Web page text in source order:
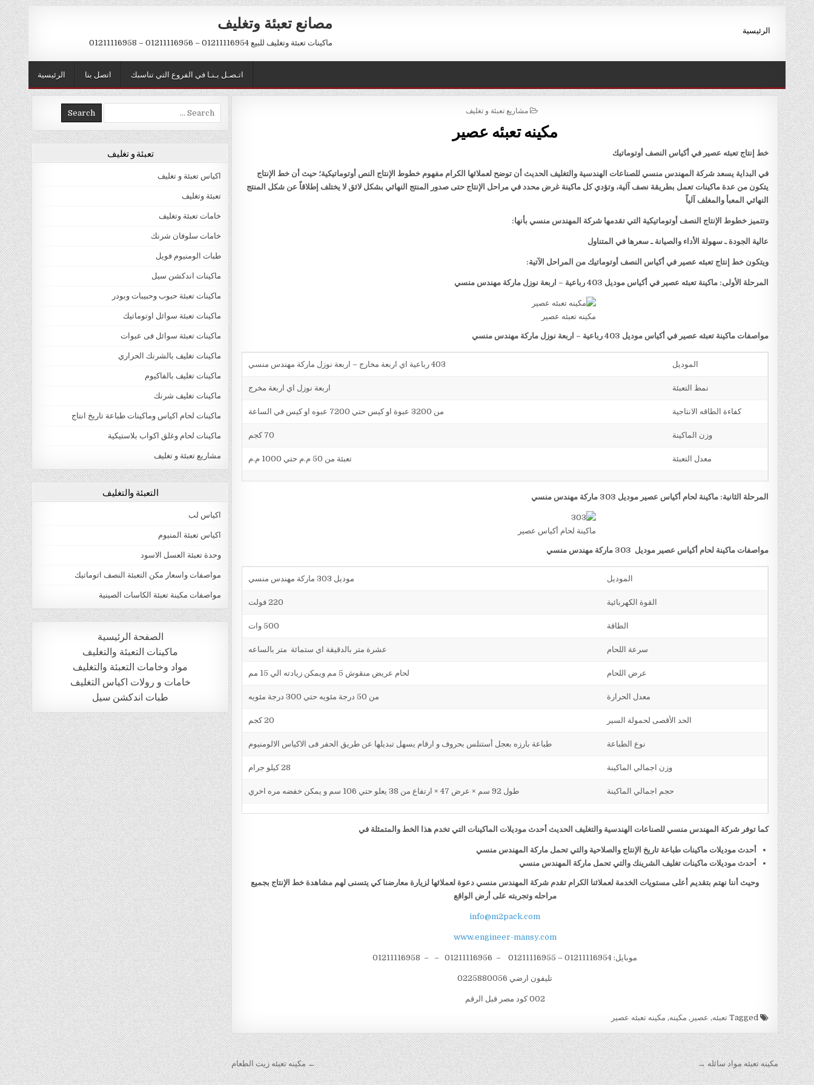
Skip
to
content
مصانع تعبئة وتغليف
ماكينات تعبئة وتغليف للبيع 01211116954 – 01211116956 – 01211116958
الرئيسية
الرئيسية اتصل بنا اتـصـل بـنـا في الفروع التي تناسبك
POSTED
مشاريع تعبئة و تغليف
مكينه تعبئه عصير
خط إنتاج تعبئه عصير في أكياس النصف أوتوماتيك
في البداية يسعد شركة المهندس منسي للصناعات الهندسية والتغليف الحديث أن توضح لعملائها الكرام مفهوم خطوط الإنتاج النص أوتوماتيكية؛ حيث أن خط الإنتاج
يتكون من عدة ماكينات تعمل بطريقة نصف آلية، وتؤدي كل ماكينة غرض محدد في مراحل الإنتاج حتى صدور المنتج النهائي بشكل لائق لا يختلف إطلاقاً عن شكل المنتج
النهائي المعبأ والمغلف آلياً
وتتميز خطوط الإنتاج النصف أوتوماتيكية التي تقدمها شركة المهندس منسي بأنها:
عالية الجودة ـ سهولة الأداء والصيانة ـ سعرها في المتناول
ويتكون خط إنتاج تعبئه عصير في أكياس النصف أوتوماتيك من المراحل الآتية:
المرحلة الأولى: ماكينة تعبئه عصير في أكياس موديل 403 رباعية – اربعة نوزل ماركة مهندس منسي
مكينه تعبئه عصير
مواصفات ماكينة تعبئه عصير في أكياس موديل 403 رباعية – اربعة نوزل ماركة مهندس منسي
الموديل 403 رباعية اي اربعة مخارج – اربعة نوزل ماركة مهندس منسي
نمط التعبئة اربعة نوزل اي اربعة مخرج
كفاءة الطاقه الانتاجية من 3200 عبوة او كيس حتي 7200 عبوه او كيس في الساعة
وزن الماكينة 70 كجم
معدل التعبئة تعبئة من 50 م.م حتي 1000 م.م
المرحلة الثانية: ماكينة لحام أكياس عصير موديل 303 ماركة مهندس منسي
ماكينة لحام أكياس عصير
مواصفات ماكينة لحام أكياس عصير موديل 303 ماركة مهندس منسي
الموديل موديل 303 ماركة مهندس منسي
القوة الكهربائية 220 فولت
الطاقة 500 وات
سرعة اللحام عشرة متر بالدقيقة اي ستمائة متر بالساعه
عرض اللحام لحام عريض منقوش 5 مم ويمكن زيادته الي 15 مم
معدل الحرارة من 50 درجة مئويه حتي 300 درجة مئويه
الحد الأقصى لحمولة السير 20 كجم
نوع الطباعة طباعة بارزه بعجل أستنلس بحروف و ارقام يسهل تبديلها عن طريق الحفر فى الاكياس الالومنيوم
وزن اجمالي الماكينة 28 كيلو جرام
حجم اجمالي الماكينة طول 92 سم × عرض 47 × ارتفاع من 38 يعلو حتي 106 سم و يمكن خفضه مره اخري
كما توفر شركة المهندس منسي للصناعات الهندسية والتغليف الحديث أحدث موديلات الماكينات التي تخدم هذا الخط والمتمثلة في
أحدث موديلات ماكينات طباعة تاريخ الإنتاج والصلاحية والتي تحمل ماركة المهندس منسي
أحدث موديلات ماكينات تغليف الشرينك والتي تحمل ماركة المهندس منسي
وحيث أننا نهتم بتقديم أعلى مستويات الخدمة لعملائنا الكرام تقدم شركة المهندس منسي دعوة لعملائها لزيارة معارضنا كي يتسنى لهم مشاهدة خط الإنتاج بجميع
مراحله وتجربته على أرض الواقع
info@m2pack.com
www.engineer-mansy.com
موبايل: 01211116954 – 01211116955 – 01211116956 – – 01211116958
تليفون ارضي 0225880056
002 كود مصر قبل الرقم
Tagged تعبئه, عصير , مكينه, مكينه تعبئه عصير
تصفّح ← مكينه تعبئه زيت الطعام مكينه تعبئه مواد سائله →
Search
for:
تعبئة و تغليف
اكياس تعبئة و تغليف
تعبئة وتغليف
خامات تعبئة وتغليف
خامات سلوفان شرنك
طبات الومنيوم فويل
ماكينات اندكشن سيل
ماكينات تعبئة حبوب وحبيبات وبودر
ماكينات تعبئة سوائل اوتوماتيك
ماكينات تعبئة سوائل فى عبوات
ماكينات تغليف بالشرنك الحراري
ماكينات تغليف بالفاكيوم
ماكينات تغليف شرنك
ماكينات لحام اكياس وماكينات طباعة تاريخ انتاج
ماكينات لحام وغلق اكواب بلاستيكية
مشاريع تعبئة و تغليف
التعبئة والتغليف
اكياس لب
اكياس تعبئة المنيوم
وحدة تعبئة العسل الاسود
مواصفات واسعار مكن التعبئة النصف اتوماتيك
مواصفات مكينة تعبئة الكاسات الصينية
الصفحة الرئيسية
ماكينات التعبئة والتغليف
مواد وخامات التعبئة والتغليف
خامات و رولات اكياس التغليف
طبات اندكشن سيل